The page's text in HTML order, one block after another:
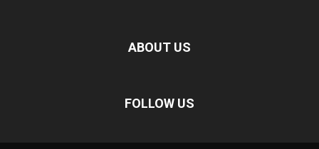
ABOUT US
FOLLOW US